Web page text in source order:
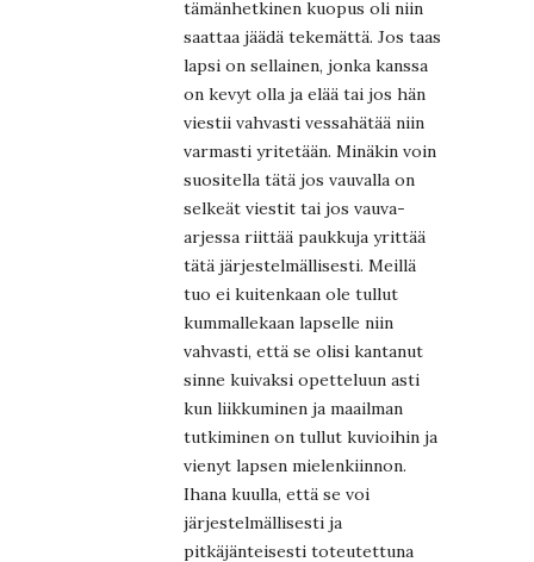
tämänhetkinen kuopus oli niin
saattaa jäädä tekemättä. Jos taas
lapsi on sellainen, jonka kanssa
on kevyt olla ja elää tai jos hän
viestii vahvasti vessahätää niin
varmasti yritetään. Minäkin voin
suositella tätä jos vauvalla on
selkeät viestit tai jos vauva-
arjessa riittää paukkuja yrittää
tätä järjestelmällisesti. Meillä
tuo ei kuitenkaan ole tullut
kummallekaan lapselle niin
vahvasti, että se olisi kantanut
sinne kuivaksi opetteluun asti
kun liikkuminen ja maailman
tutkiminen on tullut kuvioihin ja
vienyt lapsen mielenkiinnon.
Ihana kuulla, että se voi
järjestelmällisesti ja
pitkäjänteisesti toteutettuna